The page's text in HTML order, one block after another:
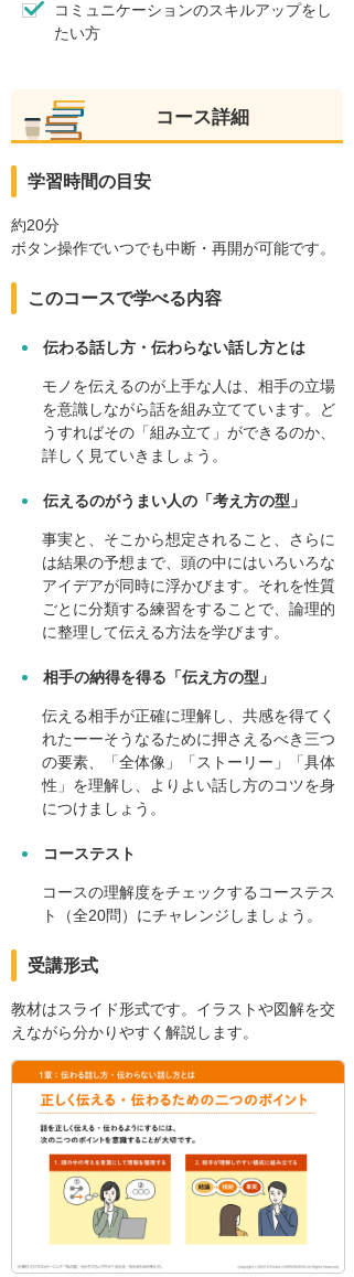
コミュニケーションのスキルアップをし
たい方
コース詳細
学習時間の目安
約20分
ボタン操作でいつでも中断・再開が可能です。
このコースで学べる内容
伝わる話し方・伝わらない話し方とは
モノを伝えるのが上手な人は、相手の立場
を意識しながら話を組み立てています。ど
うすればその「組み立て」ができるのか、
詳しく見ていきましょう。
伝えるのがうまい人の「考え方の型」
事実と、そこから想定されること、さらに
は結果の予想まで、頭の中にはいろいろな
アイデアが同時に浮かびます。それを性質
ごとに分類する練習をすることで、論理的
に整理して伝える方法を学びます。
相手の納得を得る「伝え方の型」
伝える相手が正確に理解し、共感を得てく
れたーーそうなるために押さえるべき三つ
の要素、「全体像」「ストーリー」「具体
性」を理解し、よりよい話し方のコツを身
につけましょう。
コーステスト
コースの理解度をチェックするコーステス
ト（全20問）にチャレンジしましょう。
受講形式
教材はスライド形式です。イラストや図解を交
えながら分かりやすく解説します。